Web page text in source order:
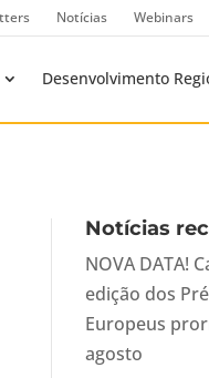
Notícias Webinars
Desenvolvimento
Notícias
NOVA DATA!
edição dos
Europeus
agosto